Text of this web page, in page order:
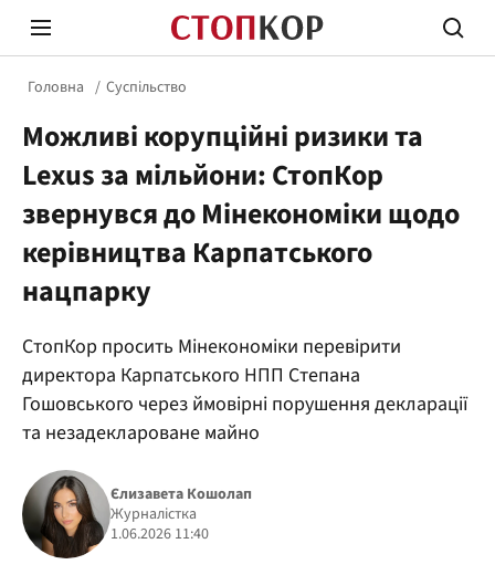
Стоп Політичній Корупції
Політика
Головна Суспільство
Можливі корупційні ризики та
Lexus за мільйони: СтопКор
звернувся до Мінекономіки щодо
керівництва Карпатського
нацпарку
СтопКор просить Мінекономіки перевірити
директора Карпатського НПП Степана
Гошовського через ймовірні порушення декларації
та незадеклароване майно
Єлизавета Кошолап
Журналістка
1.06.2026 11:40